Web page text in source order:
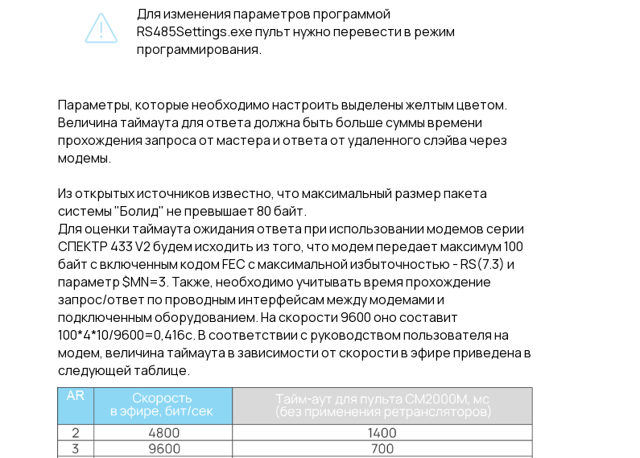
Параметры, которые необходимо настроить выделены желтым цветом.
Величина таймаута для ответа должна быть больше суммы времени
прохождения запроса от мастера и ответа от удаленного слэйва через
модемы.
Из открытых источников известно, что максимальный размер пакета
системы "Болид" не превышает 80 байт.
Для оценки таймаута ожидания ответа при использовании модемов серии
СПЕКТР 433 V2 будем исходить из того, что модем передает максимум 100
байт с включенным кодом FEC с максимальной избыточностью - RS(7.3) и
параметр $MN=3. Также, необходимо учитывать время прохождение
запрос/ответ по проводным интерфейсам между модемами и
подключенным оборудованием. На скорости 9600 оно составит
100*4*10/9600=0,416c. В соответствии с руководством пользователя на
модем, величина таймаута в зависимости от скорости в эфире приведена в
следующей таблице.
Для изменения параметров программой
RS485Settings.exe пульт нужно перевести в режим
программирования.